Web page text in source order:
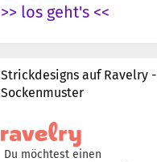
>> los geht's <<
Strickdesigns auf Ravelry -
Sockenmuster
Du möchtest einen